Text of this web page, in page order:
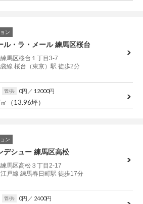
ン
ル・ラ・メール 練馬区桜台
馬区桜台１丁目3-7
線 桜台（東京）駅 徒歩2分
管/共 0円 ／ 12000円
（13.96坪）
ン
デシュー 練馬区高松
馬区高松３丁目2-17
戸線 練馬春日町駅 徒歩17分
管/共 0円 ／ 2400円